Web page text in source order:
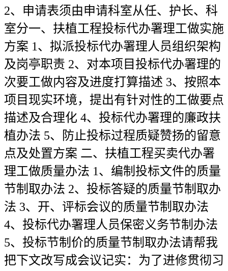
2、申请表须由申请科室从任、护长、科
室分一、扶植工程投标代办署理工做实施
方案 1、拟派投标代办署理人员组织架构
及岗亭职责 2、对本项目投标代办署理的
次要工做内容及进度打算描述 3、按照本
项目现实环境，提出有针对性的工做要点
描述及合理化 4、投标代办署理的廉政扶
植办法 5、防止投标过程质疑赞扬的留意
点及处置方案 二、扶植工程买卖代办署
理工做质量办法 1、编制投标文件的质量
节制取办法 2、投标答疑的质量节制取办
法 3、开、评标会议的质量节制取办法
4、投标代办署理人员保密义务节制办法
5、投标节制价的质量节制取办法请帮我
把下文改写成会议记实：为了进修贯彻习